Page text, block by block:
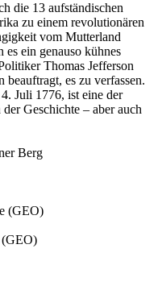
die 13 aufständischen
zu einem revolutionären
vom Mutterland
ein genauso kühnes
Thomas Jefferson
es zu verfassen.
Juli 1776, ist eine der
Geschichte – aber auch
Berg
(GEO)